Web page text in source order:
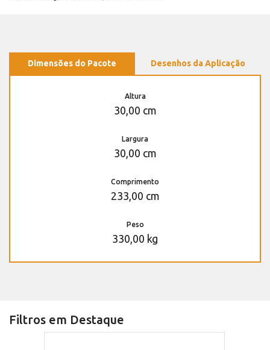
Dimensões do Pacote Desenhos da Aplicação
Altura
30,00 cm
Largura
30,00 cm
Comprimento
233,00 cm
Peso
330,00 kg
Filtros em Destaque